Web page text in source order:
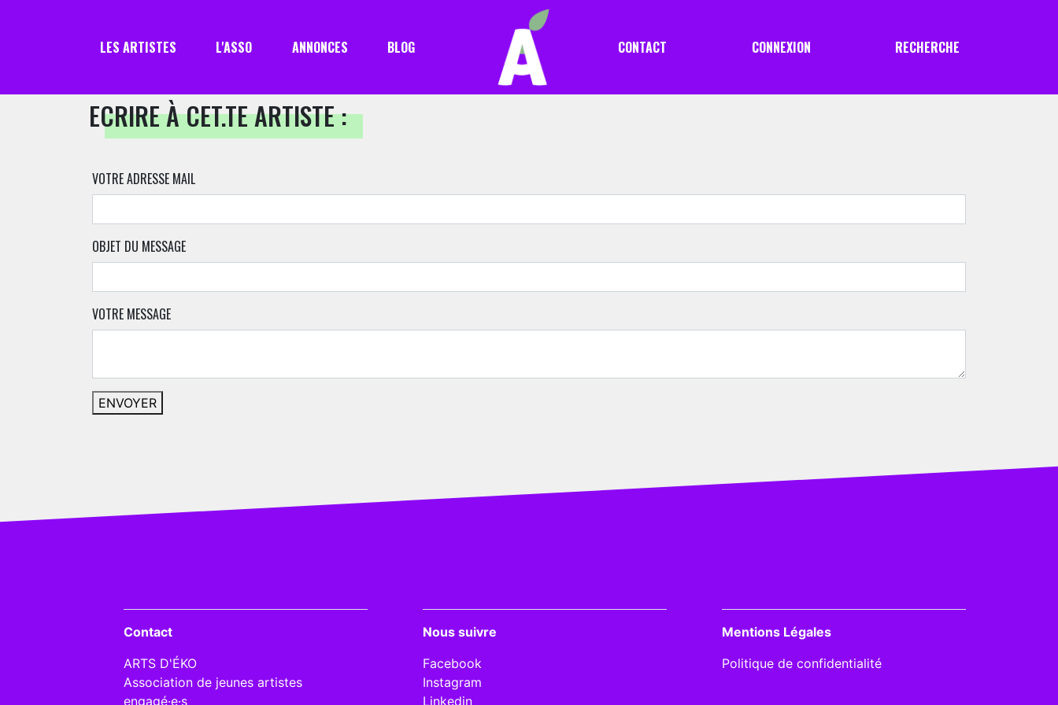
LES ARTISTES L'ASSO ANNONCES BLOG CONTACT CONNEXION RECHERCHE
ECRIRE À CET.TE ARTISTE :
VOTRE ADRESSE MAIL
OBJET DU MESSAGE
VOTRE MESSAGE
Contact
ARTS D'ÉKO
Association de jeunes artistes
engagé·e·s
Nous suivre
Facebook
Instagram
Linkedin
Mentions Légales
Politique de confidentialité